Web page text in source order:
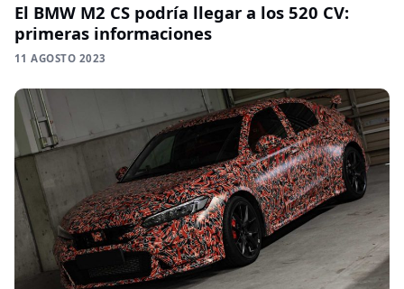
El BMW M2 CS podría llegar a los 520 CV:
primeras informaciones
11 AGOSTO 2023